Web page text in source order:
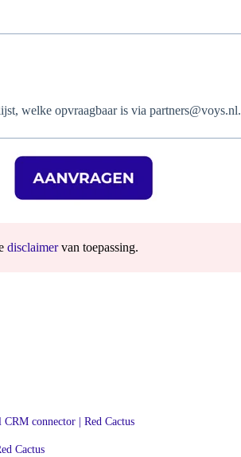
welke opvraagbaar is via partners@voys.nl.
disclaimervan toepassing.
connector | Red Cactus
Cactus